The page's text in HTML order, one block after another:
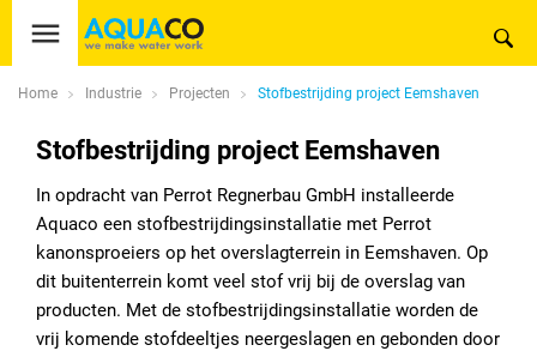
Home Industrie Projecten Stofbestrijding project Eemshaven
Stofbestrijding project Eemshaven
In opdracht van Perrot Regnerbau GmbH installeerde
Aquaco een stofbestrijdingsinstallatie met Perrot
kanonsproeiers op het overslagterrein in Eemshaven. Op
dit buitenterrein komt veel stof vrij bij de overslag van
producten. Met de stofbestrijdingsinstallatie worden de
vrij komende stofdeeltjes neergeslagen en gebonden door